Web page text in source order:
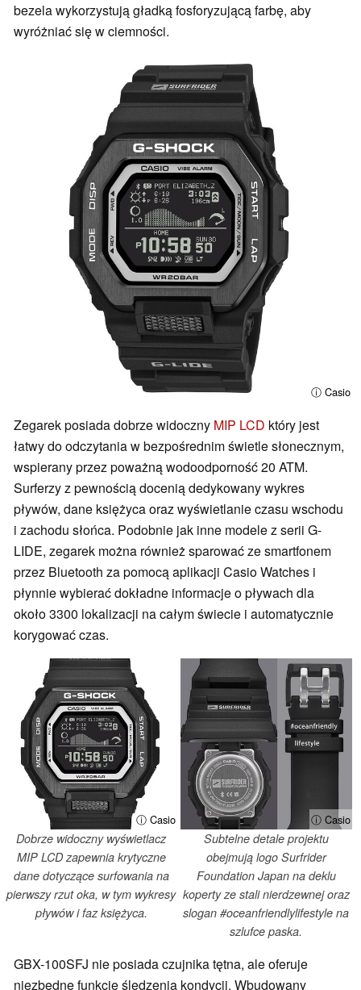
bezela wykorzystują gładką fosforyzującą farbę, aby
wyróżniać się w ciemności.
ⓘ Casio
Zegarek posiada dobrze widoczny MIP LCD który jest
łatwy do odczytania w bezpośrednim świetle słonecznym,
wspierany przez poważną wodoodporność 20 ATM.
Surferzy z pewnością docenią dedykowany wykres
pływów, dane księżyca oraz wyświetlanie czasu wschodu
i zachodu słońca. Podobnie jak inne modele z serii G-
LIDE, zegarek można również sparować ze smartfonem
przez Bluetooth za pomocą aplikacji Casio Watches i
płynnie wybierać dokładne informacje o pływach dla
około 3300 lokalizacji na całym świecie i automatycznie
korygować czas.
ⓘ Casio
Dobrze widoczny wyświetlacz
MIP LCD zapewnia krytyczne
dane dotyczące surfowania na
pierwszy rzut oka, w tym wykresy
pływów i faz księżyca.
ⓘ Casio
Subtelne detale projektu
obejmują logo Surfrider
Foundation Japan na deklu
koperty ze stali nierdzewnej oraz
slogan #oceanfriendlylifestyle na
szlufce paska.
GBX-100SFJ nie posiada czujnika tętna, ale oferuje
niezbędne funkcje śledzenia kondycji. Wbudowany